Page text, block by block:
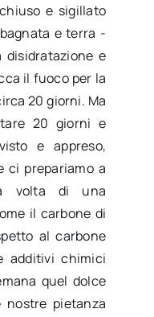
e sigillato
e terra -
e
il fuoco per la
20 giorni. Ma
20 giorni e
e appreso,
ci prepariamo a
volta di una
il carbone di
al carbone
additivi chimici
quel dolce
pietanza